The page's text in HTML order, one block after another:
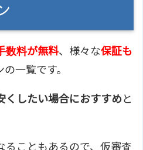
数料が無料、様々な保証も
一覧です。
くしたい場合におすすめと
ることもあるので、仮審査